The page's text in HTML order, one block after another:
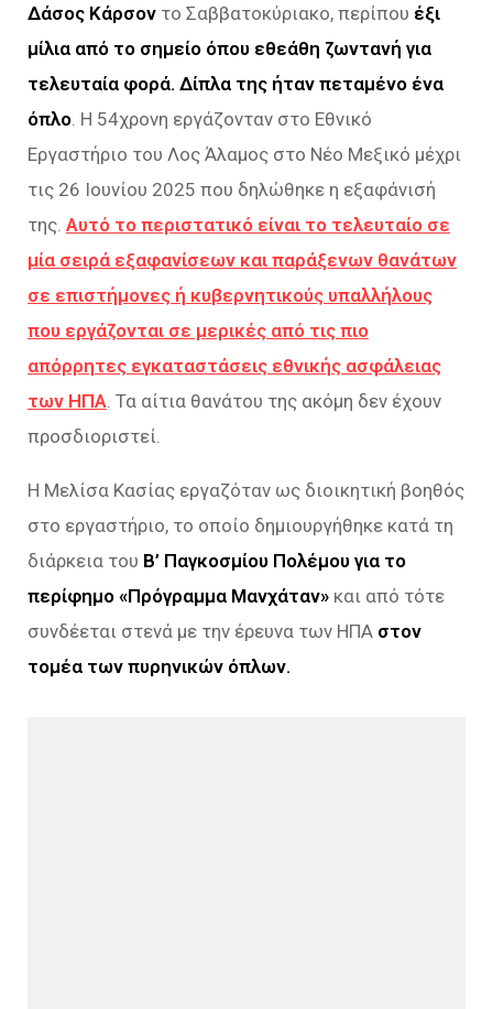
Δάσος Κάρσον το Σαββατοκύριακο, περίπου έξι
μίλια από το σημείο όπου εθεάθη ζωντανή για
τελευταία φορά. Δίπλα της ήταν πεταμένο ένα
όπλο. Η 54χρονη εργάζονταν στο Εθνικό
Εργαστήριο του Λος Άλαμος στο Νέο Μεξικό μέχρι
τις 26 Ιουνίου 2025 που δηλώθηκε η εξαφάνισή
της. Αυτό το περιστατικό είναι το τελευταίο σε
μία σειρά εξαφανίσεων και παράξενων θανάτων
σε επιστήμονες ή κυβερνητικούς υπαλλήλους
που εργάζονται σε μερικές από τις πιο
απόρρητες εγκαταστάσεις εθνικής ασφάλειας
των ΗΠΑ. Τα αίτια θανάτου της ακόμη δεν έχουν
προσδιοριστεί.
Η Μελίσα Κασίας εργαζόταν ως διοικητική βοηθός
στο εργαστήριο, το οποίο δημιουργήθηκε κατά τη
διάρκεια του Β’ Παγκοσμίου Πολέμου για το
περίφημο «Πρόγραμμα Μανχάταν» και από τότε
συνδέεται στενά με την έρευνα των ΗΠΑ στον
τομέα των πυρηνικών όπλων.